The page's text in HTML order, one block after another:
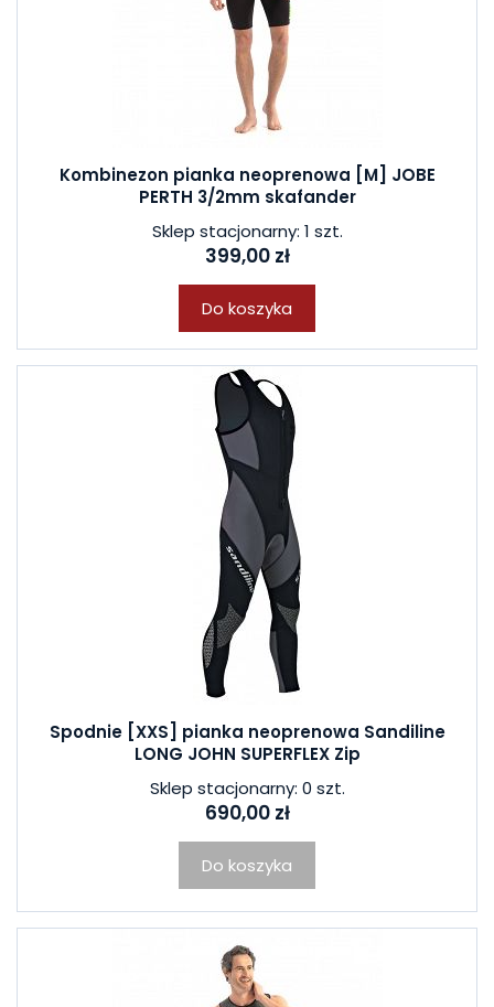
Kombinezon pianka neoprenowa [M] JOBE
PERTH 3/2mm skafander
Sklep stacjonarny: 1 szt.
399,00 zł
Do koszyka
Spodnie [XXS] pianka neoprenowa Sandiline
LONG JOHN SUPERFLEX Zip
Sklep stacjonarny: 0 szt.
690,00 zł
Do koszyka